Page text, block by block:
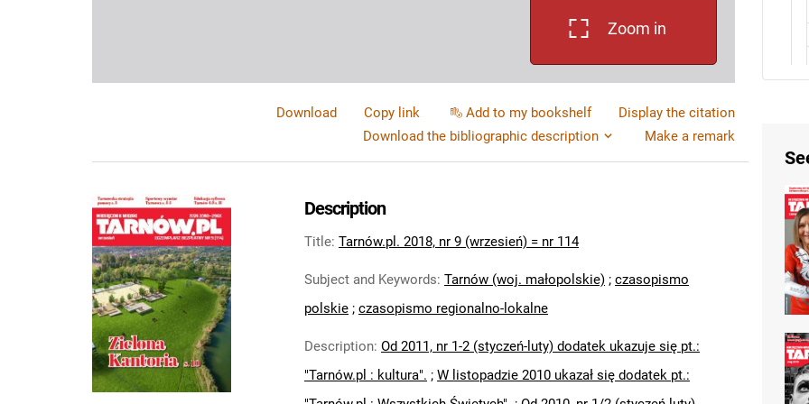
Zoom in
Download Copy link Add to my bookshelf
Display the citation
Download the bibliographic description
Make a remark
Description
Title: Tarnów.pl. 2018, nr 9 (wrzesień) = nr 114
Subject and Keywords: Tarnów (woj. małopolskie) ; czasopismo
polskie ; czasopismo regionalno-lokalne
Description: Od 2011, nr 1-2 (styczeń-luty) dodatek ukazuje się pt.:
"Tarnów.pl : kultura". ; W listopadzie 2010 ukazał się dodatek pt.: